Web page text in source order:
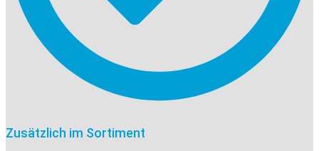
Zusätzlich im Sortiment